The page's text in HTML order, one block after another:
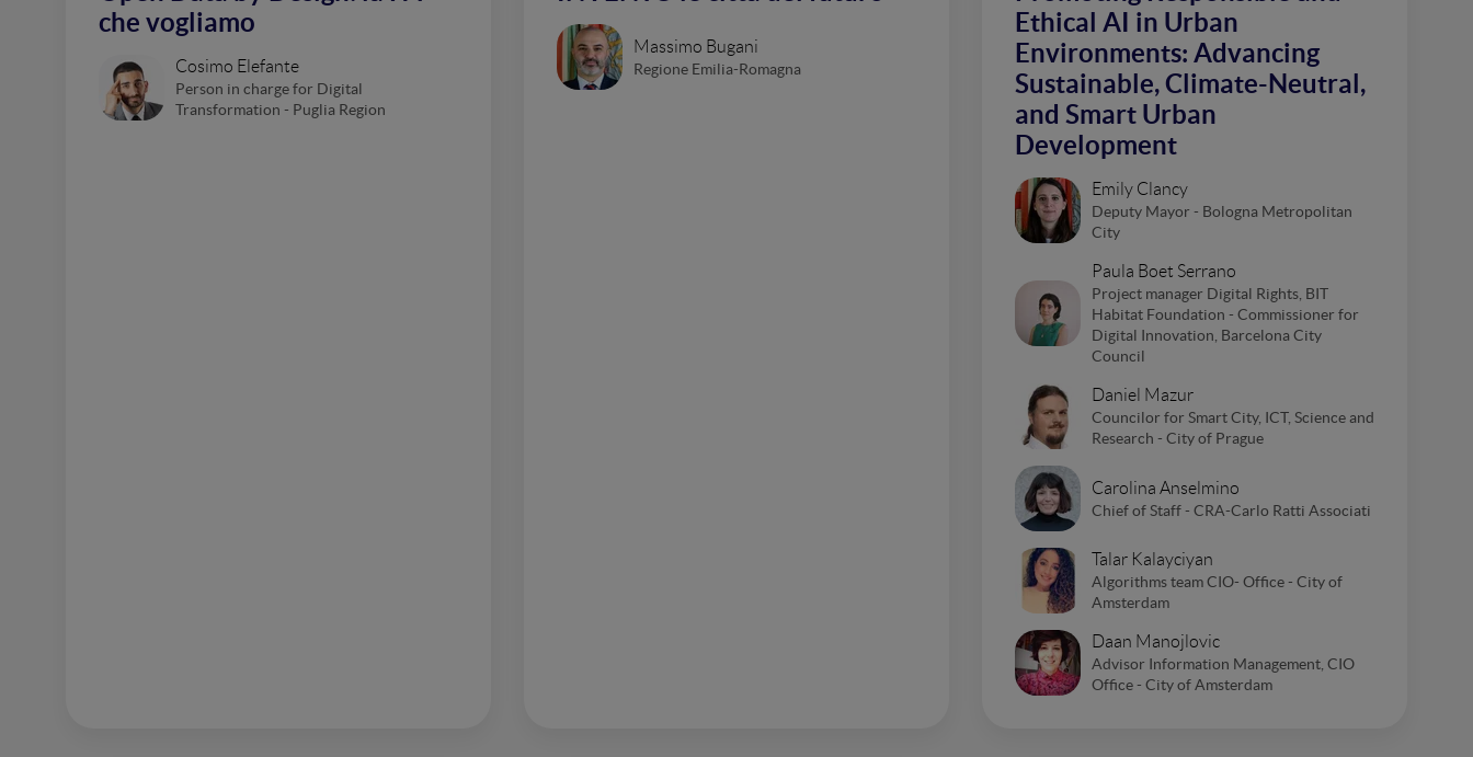
che vogliamo
Cosimo Elefante
Person in charge for Digital
Transformation - Puglia Region
Massimo Bugani
Regione Emilia-Romagna
Ethical AI in Urban
Environments: Advancing
Sustainable, Climate-Neutral,
and Smart Urban
Development
Emily Clancy
Deputy Mayor - Bologna Metropolitan
City
Paula Boet Serrano
Project manager Digital Rights, BIT
Habitat Foundation - Commissioner for
Digital Innovation, Barcelona City
Council
Daniel Mazur
Councilor for Smart City, ICT, Science and
Research - City of Prague
Carolina Anselmino
Chief of Staff - CRA-Carlo Ratti Associati
Talar Kalayciyan
Algorithms team CIO- Office - City of
Amsterdam
Daan Manojlovic
Advisor Information Management, CIO
Office - City of Amsterdam